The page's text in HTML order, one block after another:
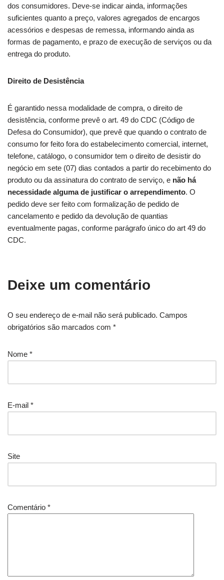
dos consumidores. Deve-se indicar ainda, informações
suficientes quanto a preço, valores agregados de encargos
acessórios e despesas de remessa, informando ainda as
formas de pagamento, e prazo de execução de serviços ou da
entrega do produto.
Direito de Desistência
É garantido nessa modalidade de compra, o direito de
desistência, conforme prevê o art. 49 do CDC (Código de
Defesa do Consumidor), que prevê que quando o contrato de
consumo for feito fora do estabelecimento comercial, internet,
telefone, catálogo, o consumidor tem o direito de desistir do
negócio em sete (07) dias contados a partir do recebimento do
produto ou da assinatura do contrato de serviço, e não há
necessidade alguma de justificar o arrependimento. O
pedido deve ser feito com formalização de pedido de
cancelamento e pedido da devolução de quantias
eventualmente pagas, conforme parágrafo único do art 49 do
CDC.
Deixe um comentário
O seu endereço de e-mail não será publicado. Campos
obrigatórios são marcados com *
Nome *
E-mail *
Site
Comentário *